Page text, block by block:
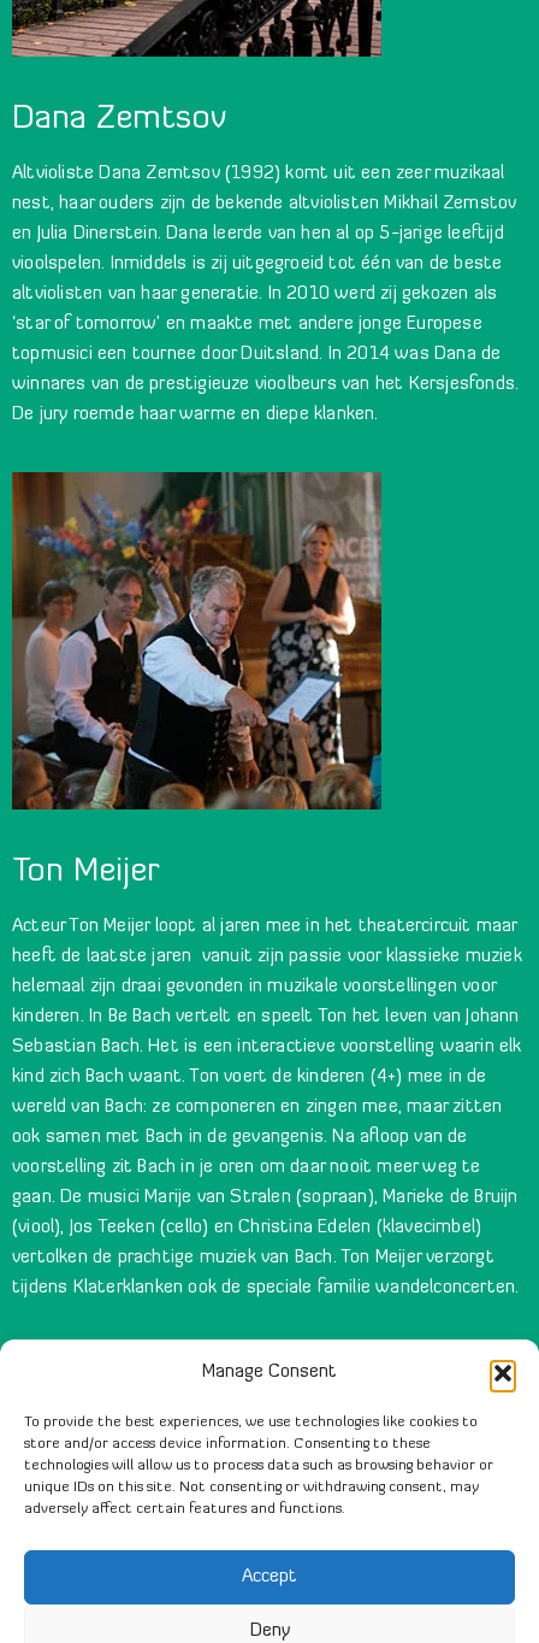
Manage Consent
To provide the best experiences, we use technologies like cookies to
store and/or access device information. Consenting to these
technologies will allow us to process data such as browsing behavior or
unique IDs on this site. Not consenting or withdrawing consent, may
adversely affect certain features and functions.
Accept
Deny
Dana Zemtsov
Altvioliste Dana Zemtsov (1992) komt uit een zeer muzikaal
nest, haar ouders zijn de bekende altviolisten Mikhail Zemstov
en Julia Dinerstein. Dana leerde van hen al op 5-jarige leeftijd
vioolspelen. Inmiddels is zij uitgegroeid tot één van de beste
altviolisten van haar generatie. In 2010 werd zij gekozen als
‘star of tomorrow’ en maakte met andere jonge Europese
topmusici een tournee door Duitsland. In 2014 was Dana de
winnares van de prestigieuze vioolbeurs van het Kersjesfonds.
De jury roemde haar warme en diepe klanken.
Ton Meijer
Acteur Ton Meijer loopt al jaren mee in het theatercircuit maar
heeft de laatste jaren vanuit zijn passie voor klassieke muziek
helemaal zijn draai gevonden in muzikale voorstellingen voor
kinderen. In Be Bach vertelt en speelt Ton het leven van Johann
Sebastian Bach. Het is een interactieve voorstelling waarin elk
kind zich Bach waant. Ton voert de kinderen (4+) mee in de
wereld van Bach: ze componeren en zingen mee, maar zitten
ook samen met Bach in de gevangenis. Na afloop van de
voorstelling zit Bach in je oren om daar nooit meer weg te
gaan. De musici Marije van Stralen (sopraan), Marieke de Bruijn
(viool), Jos Teeken (cello) en Christina Edelen (klavecimbel)
vertolken de prachtige muziek van Bach. Ton Meijer verzorgt
tijdens Klaterklanken ook de speciale familie wandelconcerten.
MEDE MOGELIJK GEMAAKT DOOR
MET DANK AAN